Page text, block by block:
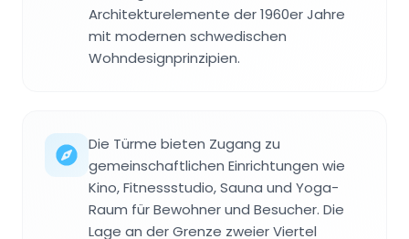
Architekturelemente der 1960er Jahre
mit modernen schwedischen
Wohndesignprinzipien.
Die Türme bieten Zugang zu
gemeinschaftlichen Einrichtungen wie
Kino, Fitnessstudio, Sauna und Yoga-
Raum für Bewohner und Besucher. Die
Lage an der Grenze zweier Viertel